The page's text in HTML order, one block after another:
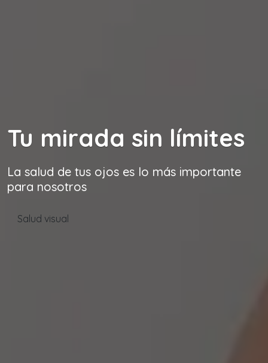
Tu mirada sin límites
La salud de tus ojos es lo más importante
para nosotros
Salud visual